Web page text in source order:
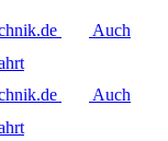
Auch
Auch